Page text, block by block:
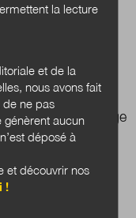
des intérêts
il que tout change
en devenir ?
la lecture
et de la
nous avons fait
de ne pas
génèrent aucun
déposé à
et découvrir nos
!